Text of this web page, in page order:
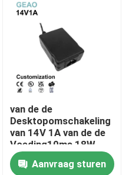
van de de
Desktopomschakeling
van 14V 1A van de de
Voeding10ms 18W
Macht de
Convertoradapter
Aanvraag sturen